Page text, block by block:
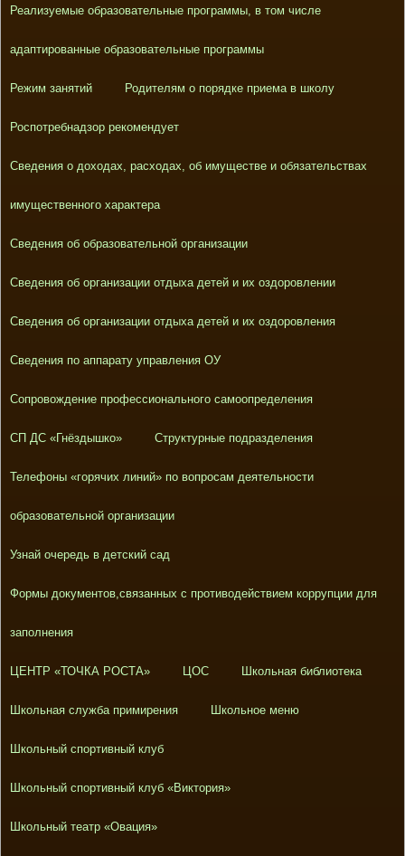
Реализуемые образовательные программы, в том числе
адаптированные образовательные программы
Режим занятий Родителям о порядке приема в школу
Роспотребнадзор рекомендует
Сведения о доходах, расходах, об имуществе и обязательствах
имущественного характера
Сведения об образовательной организации
Сведения об организации отдыха детей и их оздоровлении
Сведения об организации отдыха детей и их оздоровления
Сведения по аппарату управления ОУ
Сопровождение профессионального самоопределения
СП ДС «Гнёздышко» Структурные подразделения
Телефоны «горячих линий» по вопросам деятельности
образовательной организации
Узнай очередь в детский сад
Формы документов,связанных с противодействием коррупции для
заполнения
ЦЕНТР «ТОЧКА РОСТА» ЦОС Школьная библиотека
Школьная служба примирения Школьное меню
Школьный спортивный клуб
Школьный спортивный клуб «Виктория»
Школьный театр «Овация»